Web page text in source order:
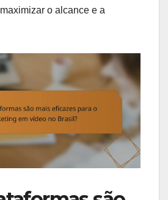
o alcance e a